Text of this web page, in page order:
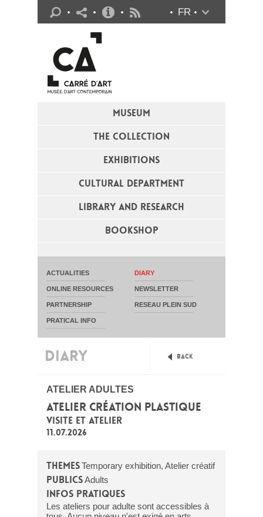
MUSEUM
THE COLLECTION
EXHIBITIONS
CULTURAL DEPARTMENT
LIBRARY AND RESEARCH
BOOKSHOP
FR
ACTUALITIES DIARY
ONLINE RESOURCES NEWSLETTER
PARTNERSHIP RESEAU PLEIN SUD
PRATICAL INFO
Practical info
DIARY Back
ATELIER ADULTES
ATELIER CRÉATION PLASTIQUE
VISITE ET ATELIER
11.07.2026
ThemesTemporary exhibition, Atelier créatif
PublicsAdults
Infos pratiques
Les ateliers pour adulte sont accessibles à